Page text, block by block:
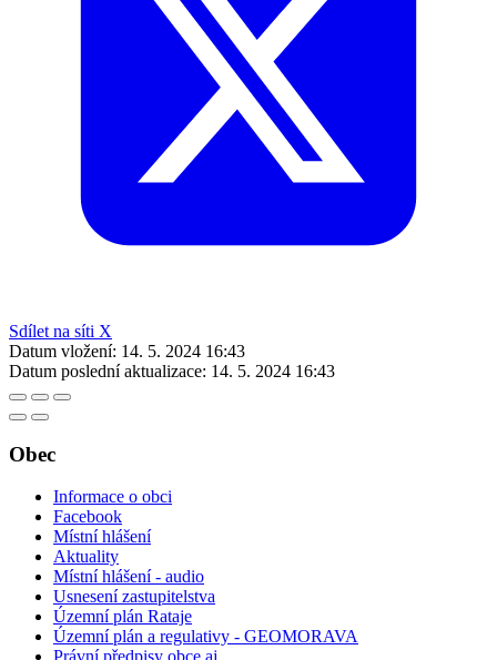
Sdílet na síti X
Datum vložení: 14. 5. 2024 16:43
Datum poslední aktualizace: 14. 5. 2024 16:43
Obec
Informace o obci
Facebook
Místní hlášení
Aktuality
Místní hlášení - audio
Usnesení zastupitelstva
Územní plán Rataje
Územní plán a regulativy - GEOMORAVA